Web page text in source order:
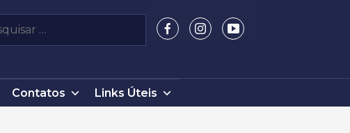
Contatos Links Úteis